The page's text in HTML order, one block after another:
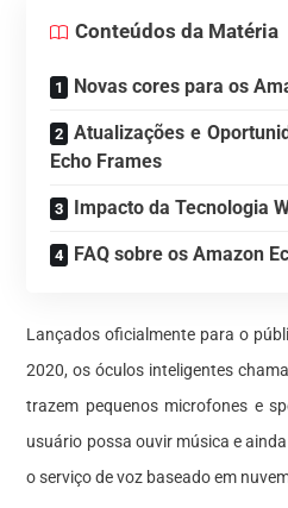
Conteúdos da Matéria
Novas cores para os
Atualizações e
Echo Frames
Impacto da Tecnologia
FAQ sobre os Amazon
Lançados oficialmente para o
2020, os óculos inteligentes
trazem pequenos microfones e
usuário possa ouvir música e
o serviço de voz baseado em